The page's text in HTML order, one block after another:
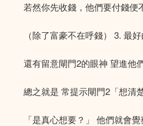
若然你先收錢，他們要付錢便
（除了富豪不在呼錢） 3. 最
還有留意閘門2的眼神 望進他
總之就是 常提示閘門2「想清
「是真心想要？」 他們就會